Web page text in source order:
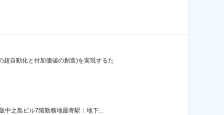
超自動化と付加価値の創造)を実現するた
中之島ビル7階勤務地最寄駅：地下...